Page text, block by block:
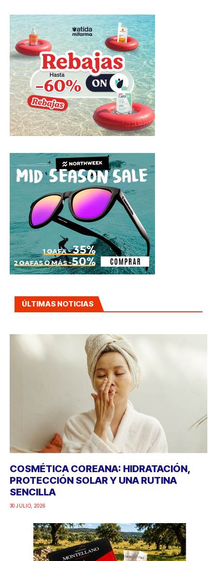
ÚLTIMAS NOTICIAS
COSMÉTICA COREANA: HIDRATACIÓN,
PROTECCIÓN SOLAR Y UNA RUTINA
SENCILLA
30 JULIO, 2026